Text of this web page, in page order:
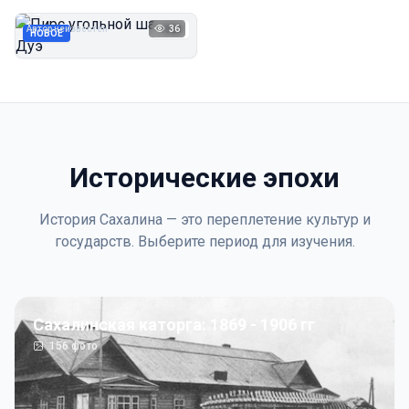
НОВОЕ 1923
Автор неизвестен 36
Исторические эпохи
История Сахалина — это переплетение культур и
государств. Выберите период для изучения.
Сахалинская каторга: 1869 - 1906 гг
156фото